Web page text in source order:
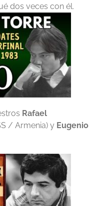
dos veces con él.
Rafael
/ Armenia) y Eugenio